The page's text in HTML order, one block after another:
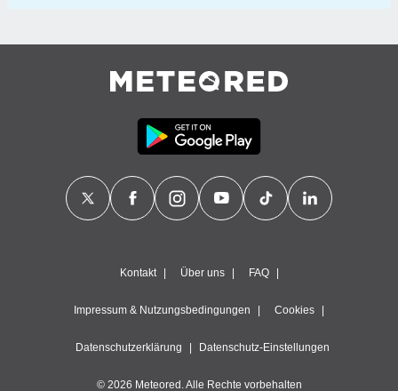
Kontakt Über uns FAQ
Impressum & Nutzungsbedingungen Cookies
Datenschutzerklärung Datenschutz-Einstellungen
© 2026 Meteored. Alle Rechte vorbehalten